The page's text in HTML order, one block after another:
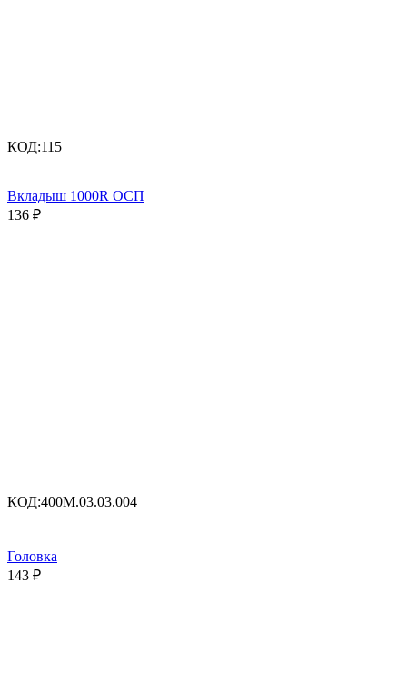
КОД:115
Вкладыш 1000R ОСП
136 ₽
КОД:400M.03.03.004
Головка
143 ₽